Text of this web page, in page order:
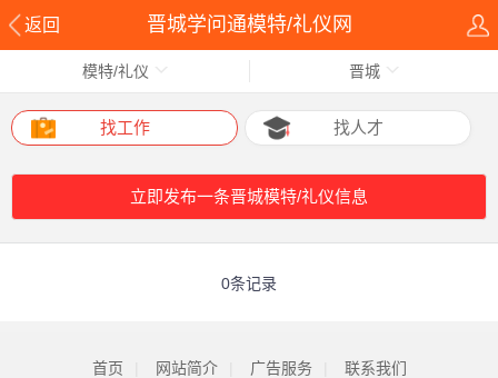
返回 晋城学问通模特/礼仪网
模特/礼仪 晋城
找工作 找人才
立即发布一条晋城模特/礼仪信息
0条记录
首页 网站简介 广告服务 联系我们